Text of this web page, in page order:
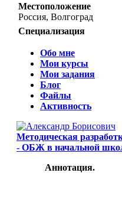
Местоположение
Россия, Волгоград
Специализация
Обо мне
Мои курсы
Мои задания
Блог
Файлы
Активность
Методическая
- ОБЖ в начальной
Аннотация.